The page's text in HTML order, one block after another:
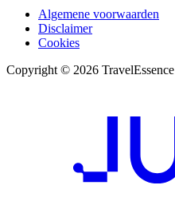
Algemene voorwaarden
Disclaimer
Cookies
Copyright © 2026 TravelEssence